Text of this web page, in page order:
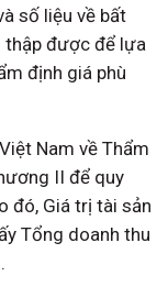
số liệu về bất
thập được để lựa
định giá phù
Nam về Thẩm
II để quy
đó, Giá trị tài sản
Tổng doanh thu